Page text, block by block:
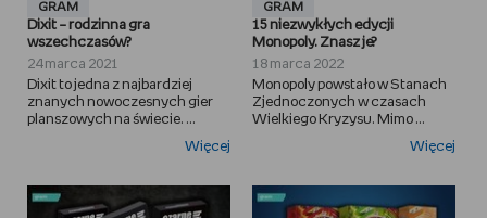
GRAM
Dixit – rodzinna gra
wszechczasów?
24 marca 2021
Dixit to jedna z najbardziej
znanych nowoczesnych gier
planszowych na świecie. ...
Więcej
GRAM
15 niezwykłych edycji
Monopoly. Znasz je?
18 marca 2022
Monopoly powstało w Stanach
Zjednoczonych w czasach
Wielkiego Kryzysu. Mimo ...
Więcej